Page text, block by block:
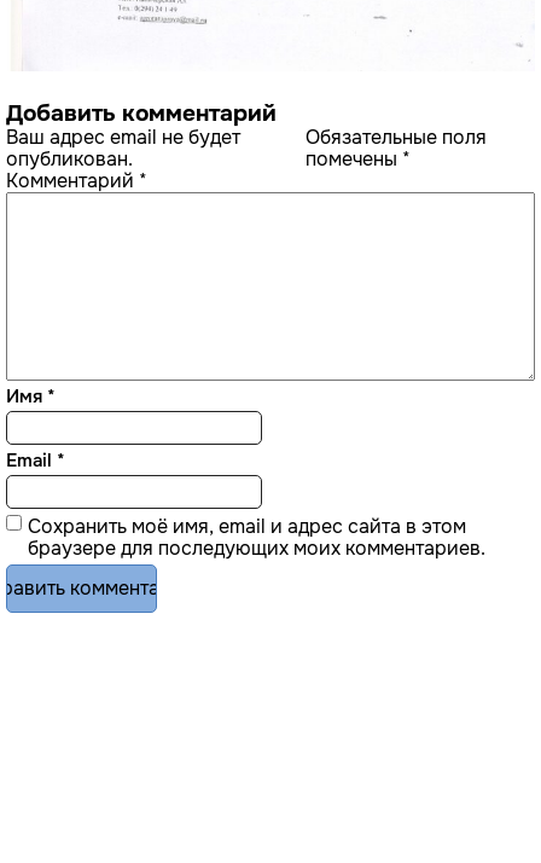
Добавить комментарий
Ваш адрес email не будет
опубликован.
Обязательные поля
помечены *
Комментарий *
Имя *
Email *
Сохранить моё имя, email и адрес сайта в этом
браузере для последующих моих комментариев.